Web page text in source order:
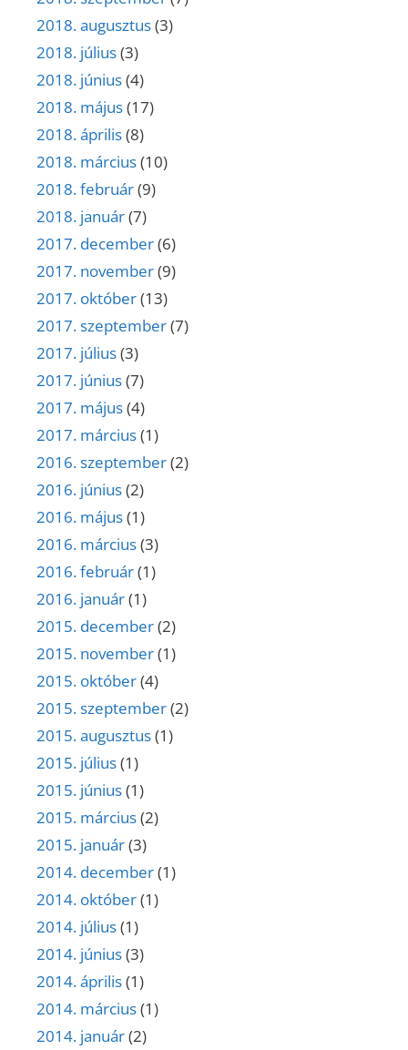
2018. augusztus(3)
2018. július(3)
2018. június(4)
2018. május(17)
2018. április(8)
2018. március(10)
2018. február(9)
2018. január(7)
2017. december(6)
2017. november(9)
2017. október(13)
2017. szeptember(7)
2017. július(3)
2017. június(7)
2017. május(4)
2017. március(1)
2016. szeptember(2)
2016. június(2)
2016. május(1)
2016. március(3)
2016. február(1)
2016. január(1)
2015. december(2)
2015. november(1)
2015. október(4)
2015. szeptember(2)
2015. augusztus(1)
2015. július(1)
2015. június(1)
2015. március(2)
2015. január(3)
2014. december(1)
2014. október(1)
2014. július(1)
2014. június(3)
2014. április(1)
2014. március(1)
2014. január(2)